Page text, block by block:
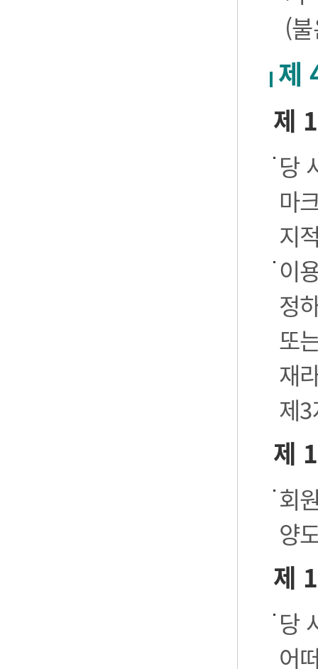
(
제
제
당
마
지
이
정
또
재
제
제
회
양
제
당
어